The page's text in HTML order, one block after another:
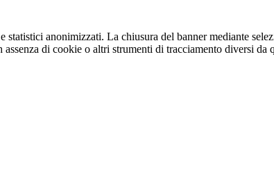
statistici anonimizzati. La chiusura del banner mediante
di cookie o altri strumenti di tracciamento diversi da